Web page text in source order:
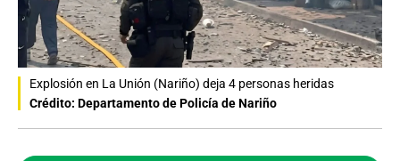
Explosión en La Unión (Nariño) deja 4 personas heridas
Crédito: Departamento de Policía de Nariño